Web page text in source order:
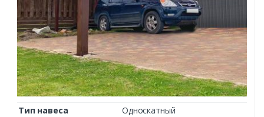
Тип навеса
Односкатный